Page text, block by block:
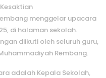
menggelar upacara
di halaman sekolah.
diikuti oleh seluruh guru,
Rembang.
adalah Kepala Sekolah,